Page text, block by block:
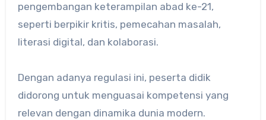
pengembangan keterampilan abad ke-21,
seperti berpikir kritis, pemecahan masalah,
literasi digital, dan kolaborasi.
Dengan adanya regulasi ini, peserta didik
didorong untuk menguasai kompetensi yang
relevan dengan dinamika dunia modern.